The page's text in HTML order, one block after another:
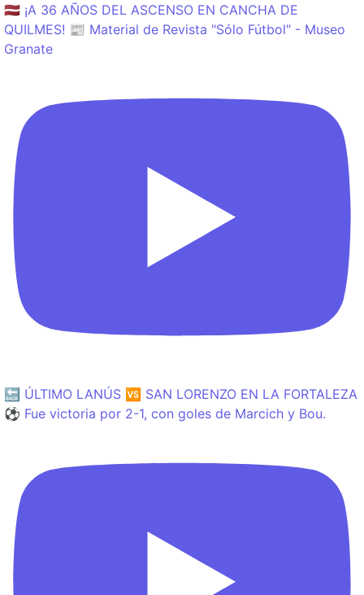
🇱🇻 ¡A 36 AÑOS DEL ASCENSO EN CANCHA DE
QUILMES! 📰 Material de Revista "Sólo Fútbol" - Museo
Granate
🔙 ÚLTIMO LANÚS 🆚 SAN LORENZO EN LA FORTALEZA
⚽️ Fue victoria por 2-1, con goles de Marcich y Bou.